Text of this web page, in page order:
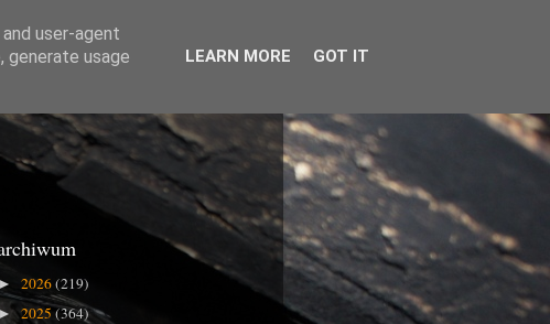
► 2026(219)
►2025(364)
user-agent
generate usage
LEARN MORE GOT IT